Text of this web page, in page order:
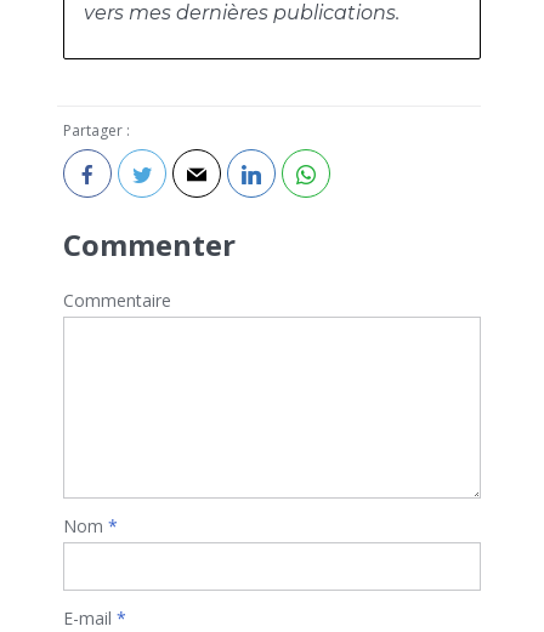
vers mes dernières publications.
Partager :
Commenter
Commentaire
Nom *
E-mail *